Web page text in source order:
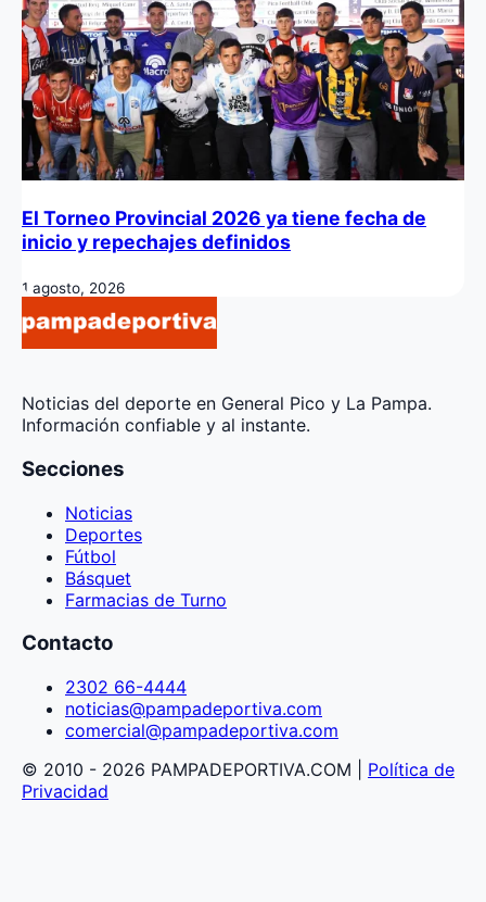
El Torneo Provincial 2026 ya tiene fecha de
inicio y repechajes definidos
1 agosto, 2026
Noticias del deporte en General Pico y La Pampa.
Información confiable y al instante.
Secciones
Noticias
Deportes
Fútbol
Básquet
Farmacias de Turno
Contacto
2302 66-4444
noticias@pampadeportiva.com
comercial@pampadeportiva.com
© 2010 - 2026 PAMPADEPORTIVA.COM | Política de
Privacidad